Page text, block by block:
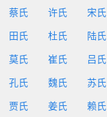
蔡氏 许氏 宋氏
田氏 杜氏 陆氏
莫氏 崔氏 吕氏
孔氏 魏氏 苏氏
贾氏 姜氏 赖氏